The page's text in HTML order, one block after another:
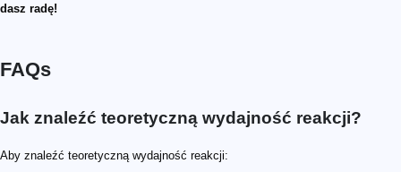
dasz radę!
FAQs
Jak znaleźć teoretyczną wydajność reakcji?
Aby znaleźć teoretyczną wydajność reakcji: